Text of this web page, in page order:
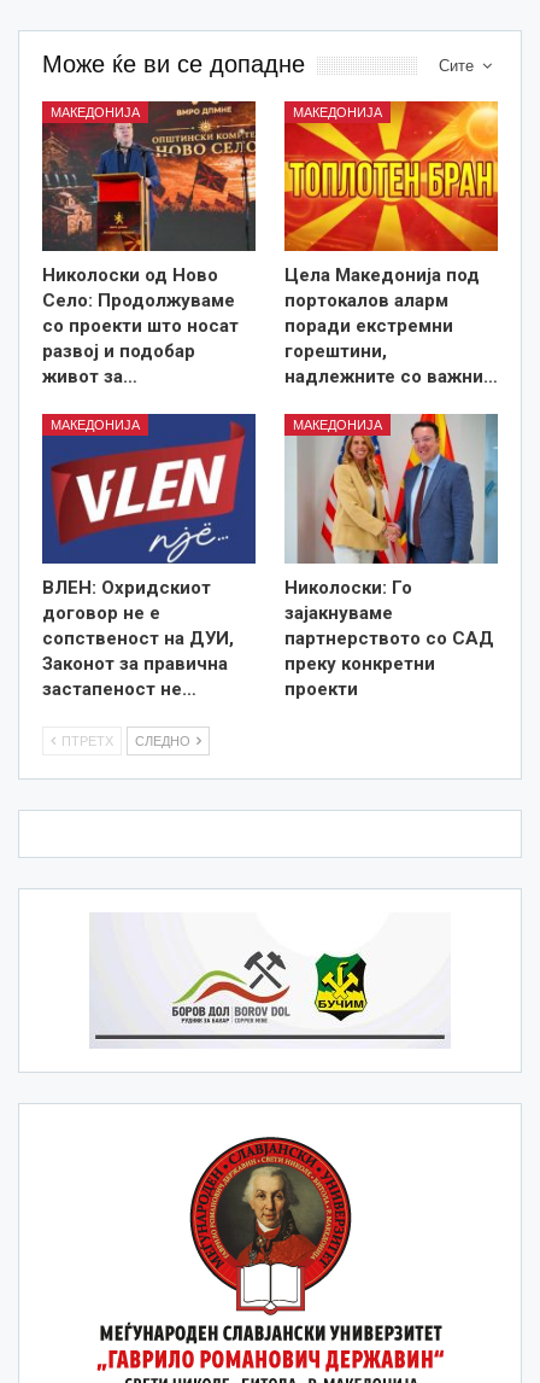
Сите
Може ќе ви се допадне
МАКЕДОНИЈА
Николоски од Ново
Село: Продолжуваме
со проекти што носат
развој и подобар
живот за…
МАКЕДОНИЈА
Цела Македонија под
портокалов аларм
поради екстремни
горештини,
надлежните со важни…
МАКЕДОНИЈА
ВЛЕН: Охридскиот
договор не е
сопственост на ДУИ,
Законот за правична
застапеност не…
МАКЕДОНИЈА
Николоски: Го
зајакнуваме
партнерството со САД
преку конкретни
проекти
ПТРЕТХ СЛЕДНО